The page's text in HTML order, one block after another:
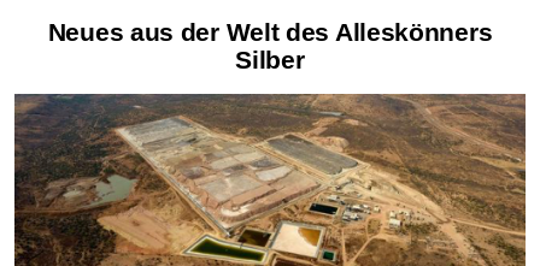
Neues aus der Welt des Alleskönners
Silber